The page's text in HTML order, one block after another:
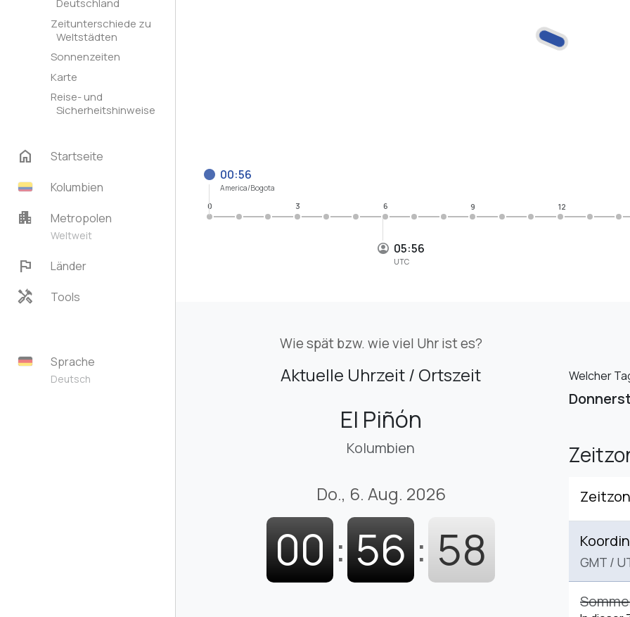
Deutschland
Zeitunterschiede zu
Weltstädten
Sonnenzeiten
Karte
Reise- und
Sicherheitshinweise
home
Startseite
Kolumbien
apartment Metropolen
Weltweit
flag Länder
handyman Tools
Sprache
Deutsch
05:56
UTC
00:56
America/Bogota
0 3 6 9 12
Wie spät bzw. wie viel Uhr ist es?
Aktuelle Uhrzeit / Ortszeit
El Piñón
Kolumbien
Do., 6. Aug. 2026
00 : 56 : 59
Welcher
GMT /